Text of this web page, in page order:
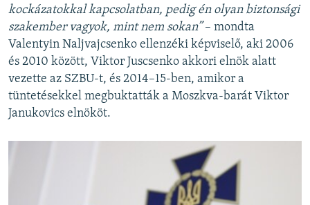
kockázatokkal kapcsolatban, pedig én olyan biztonsági
szakember vagyok, mint nem sokan”– mondta
Valentyin Naljvajcsenko ellenzéki képviselő, aki 2006
és 2010 között, Viktor Juscsenko akkori elnök alatt
vezette az SZBU-t, és 2014–15-ben, amikor a
tüntetésekkel megbuktatták a Moszkva-barát Viktor
Janukovics elnököt.